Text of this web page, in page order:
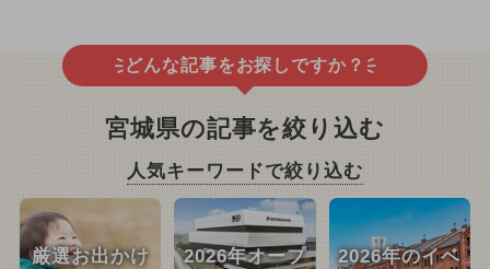
どんな記事をお探しですか？
宮城県の記事を絞り込む
人気キーワードで絞り込む
厳選お出かけ
2026年オープ
2026年のイベ